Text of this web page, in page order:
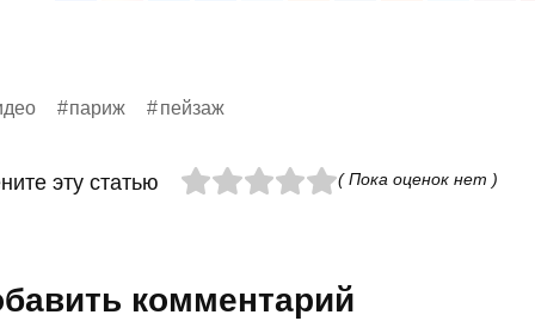
париж пейзаж
эту статью ( Пока оценок нет )
комментарий